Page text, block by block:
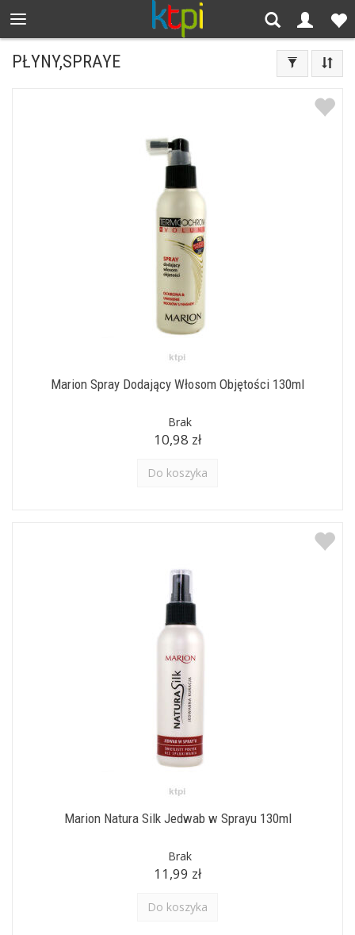
PŁYNY,SPRAYE
Marion Spray Dodający Włosom Objętości 130ml
Brak
10,98 zł
Do koszyka
Marion Natura Silk Jedwab w Sprayu 130ml
Brak
11,99 zł
Do koszyka